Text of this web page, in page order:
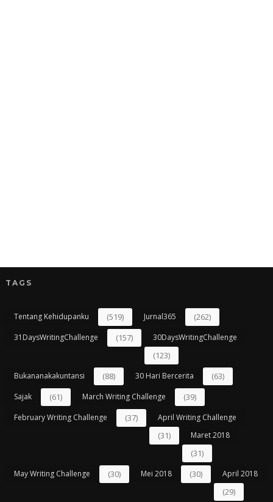
TAGS
Tentang Kehidupanku (519) Jurnal365 (262)
31DaysWritingChallenge (157) 30DaysWritingChallenge
(123)
Bukananakakuntansi (88) 30 Hari Bercerita (63)
Sajak (61) March Writing Challenge (39)
February Writing Challenge (37) April Writing Challenge
(31) Maret 2018
(31)
May Writing Challenge (30) Mei 2018 (30) April 2018
(29)